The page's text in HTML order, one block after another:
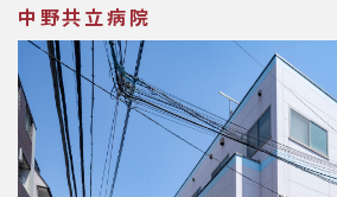
中野共立病院